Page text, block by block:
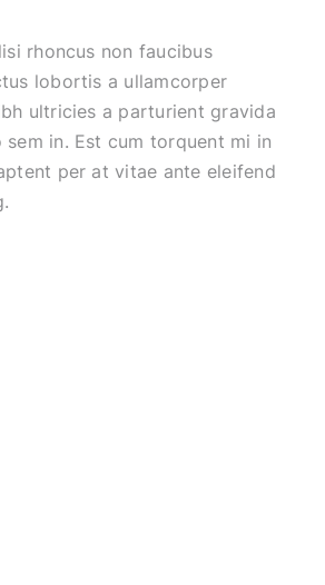
rhoncus non faucibus
lobortis a ullamcorper
ultricies a parturient gravida
sem in. Est cum torquent mi in
per at vitae ante eleifend